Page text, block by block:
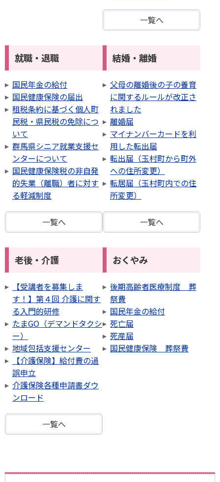
一覧へ
就職・退職
国民年金の給付
国民健康保険の届出
租税条約に基づく個人町
民税・県民税の免除につ
いて
群馬県シニア就業支援セ
ンターについて
国民健康保険税の非自発
的失業（離職）者に対す
る軽減制度
一覧へ
結婚・離婚
父母の離婚後の子の養育
に関するルールが改正さ
れました
離婚届
マイナンバーカードを利
用した転出届
転出届（玉村町から町外
への住所変更）
転居届（玉村町内での住
所変更）
一覧へ
老後・介護
【受講者を募集しま
す！】第４回 介護に関す
る入門的研修
たまGO（デマンドタクシ
ー）
地域包括支援センター
【介護保険】給付費の過
誤申立
介護保険各種申請書ダウ
ンロード
一覧へ
おくやみ
後期高齢者医療制度 葬
祭費
国民年金の給付
死亡届
死産届
国民健康保険 葬祭費